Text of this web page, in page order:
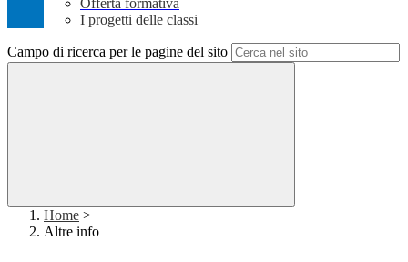
Offerta formativa
I progetti delle classi
Campo di ricerca per le pagine del sito
Home >
Altre info